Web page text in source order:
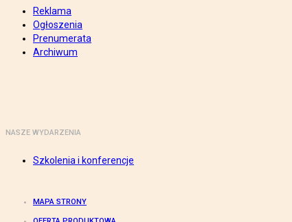
Reklama
Ogłoszenia
Prenumerata
Archiwum
NASZE WYDARZENIA
Szkolenia i konferencje
MAPA STRONY